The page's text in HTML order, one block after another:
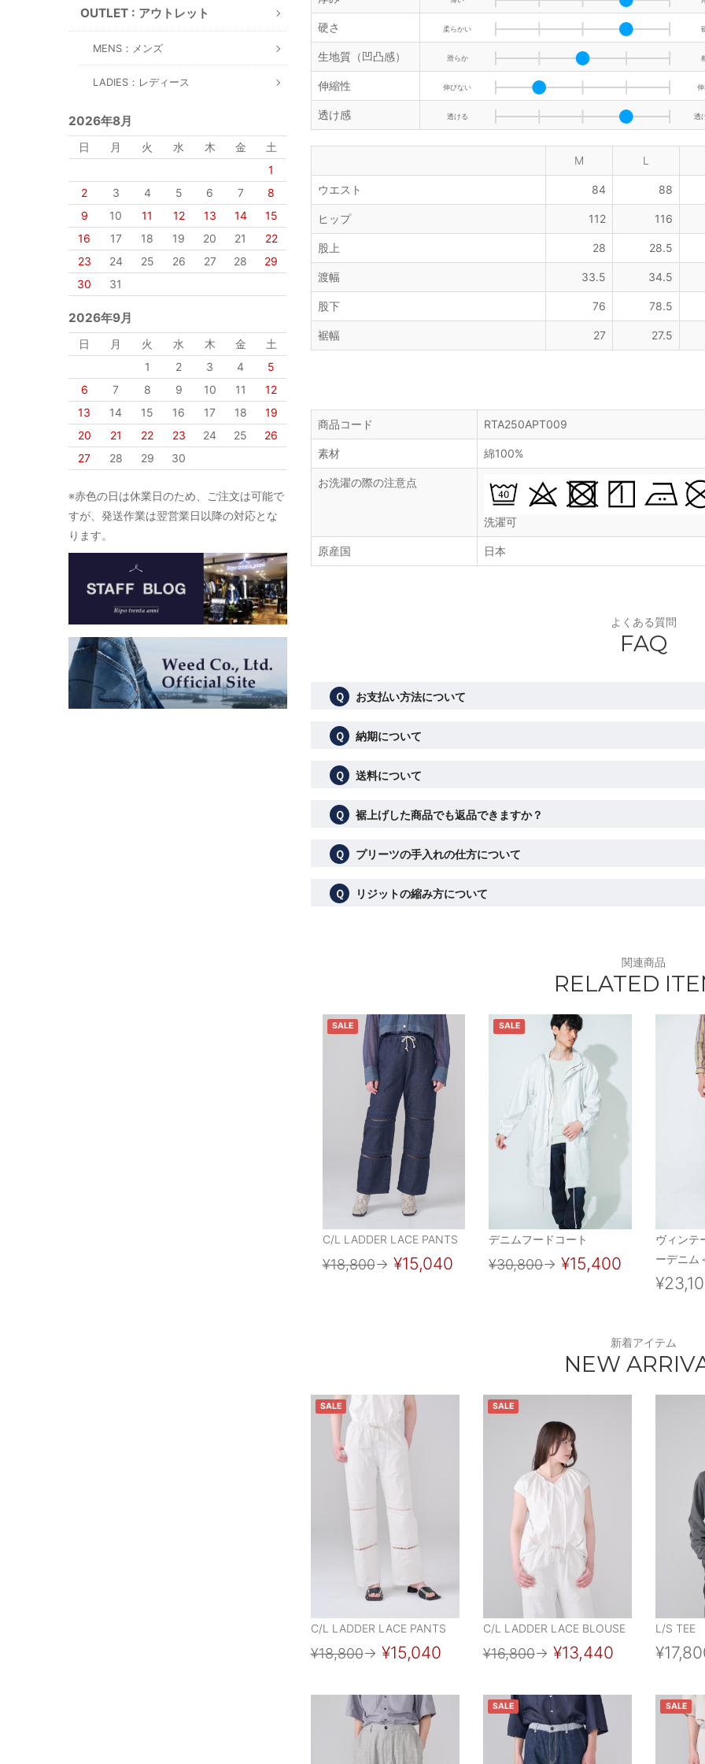
OUTLET : アウトレット
MENS：メンズ
LADIES：レディース
2026年8月
日 月 火 水 木 金
土
1
2
3 4 5 6 7
8
9
10 11 12 13 14
15
16
17 18 19 20 21
22
23
24 25 26 27 28
29
30
31
2026年9月
日 月 火 水 木 金
土
1
2 3 4
5
6
7 8 9 10 11
12
13
14 15 16 17 18
19
20
21 22 23 24 25
26
27
28 29 30
※赤色の日は休業日のため、ご注文は可能で
すが、発送作業は翌営業日以降の対応とな
ります。
硬さ 柔らかい
生地質（凹凸感） 滑らか
伸縮性 伸びない
透け感 透ける 透
M L
ウエスト 84 88
ヒップ 112 116
股上 28 28.5
渡幅 33.5 34.5
股下 76 78.5
裾幅 27 27.5
商品コード RTA250APT009
素材 綿100%
お洗濯の際の注意点
洗濯可
原産国 日本
よくある質問
FAQ
Ｑ お支払い方法について
Ｑ 納期について
Ｑ 送料について
Ｑ 裾上げした商品でも返品できますか？
Ｑ プリーツの手入れの仕方について
Ｑ リジットの縮み方について
関連商品
RELATED
SALE
C/L LADDER LACE PANTS
¥18,800→ ¥15,040
SALE
デニムフードコート
¥30,800→ ¥15,400
ヴィンテ
ーデニム
新着アイテム
NEW
SALE
C/L LADDER LACE PANTS
¥18,800→ ¥15,040
SALE
C/L LADDER LACE BLOUSE
¥16,800→ ¥13,440
L/S TEE
SALE SALE